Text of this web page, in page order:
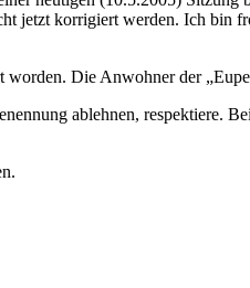
jetzt korrigiert werden. Ich bin
Die Anwohner der
ablehnen, respektiere.